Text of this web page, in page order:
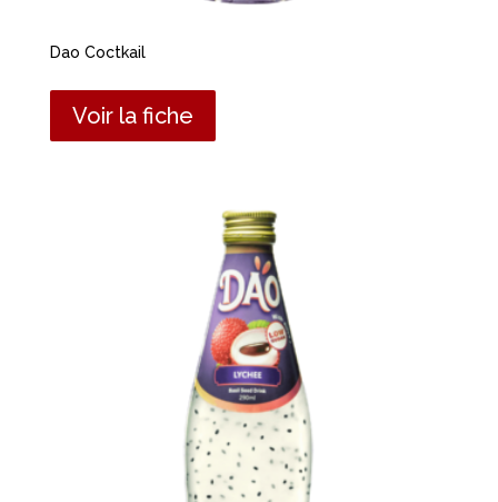
Dao Coctkail
Voir la fiche